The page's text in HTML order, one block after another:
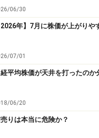
優待銘柄その2「東
」
に賃貸住宅経営を提案し
貫して行っています。
118万5000円（2018年2月
月末日
％（2018年2月16日時点
06/30
2026年】7月に株価が上がりや
07/01
経平均株価が天井を打ったのか
06/20
りは本当に危険か？